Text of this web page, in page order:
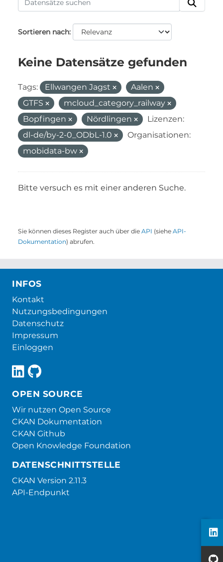
Sortieren nach
Keine Datensätze gefunden
Tags: Ellwangen Jagst
Aalen
GTFS
mcloud_category_railway
Bopfingen
Nördlingen
Lizenzen:
dl-de/by-2-0_ODbL-1.0
Organisationen:
mobidata-bw
Bitte versuch es mit einer anderen Suche.
Sie können dieses Register auch über die API (siehe API-
Dokumentation) abrufen.
INFOS
Kontakt
Nutzungsbedingungen
Datenschutz
Impressum
Einloggen
OPEN SOURCE
Wir nutzen Open Source
CKAN Dokumentation
CKAN Github
Open Knowledge Foundation
DATENSCHNITTSTELLE
CKAN Version 2.11.3
API-Endpunkt